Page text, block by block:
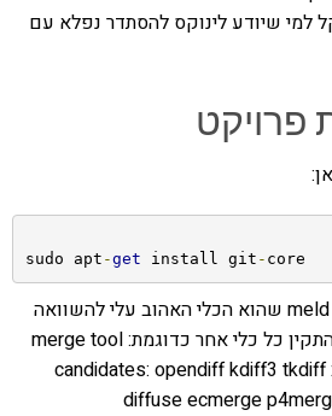
למי שיודע לינוקס להסתדר נפלא עם
פרויקט
sudo apt -get install git - core
בנוסף אנו נתקין את הכלי meld שהוא הכלי האהוב עלי להשוואה
בין גרסאות, אבל אפשר להתקין כל כלי אחר כדוגמת: merge tool
candidates: opendiff kdiff3
diffuse ecmerge